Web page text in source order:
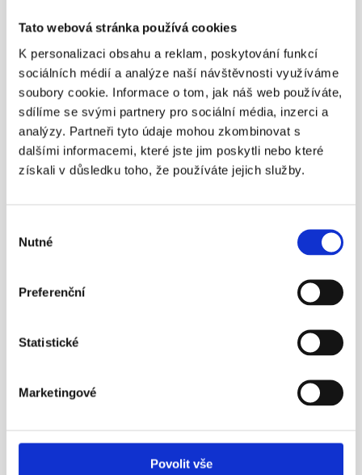
Tato webová stránka používá cookies
K personalizaci obsahu a reklam, poskytování funkcí
sociálních médií a analýze naší návštěvnosti využíváme
soubory cookie. Informace o tom, jak náš web používáte,
sdílíme se svými partnery pro sociální média, inzerci a
analýzy. Partneři tyto údaje mohou zkombinovat s
dalšími informacemi, které jste jim poskytli nebo které
získali v důsledku toho, že používáte jejich služby.
souhlasu
Nutné
Preferenční
Statistické
Marketingové
Povolit vše
APS ČR k reformě III. pilíře: Třikrát
ano, jednou zásadní ne
Ministerstvo financí představilo návrh reformy penzijka, a
tedy i novou výši poplatků. Nezávislá studie EY nedávno
stanovila reálné náklady penzijních společností na 0,82 %.
Ministryně A. Schillerová chce přesto poplatky, jako jediný
zdroj příjmu penzijních společností, snížit na 0,5 %. S
12. 5. 2026
¶
překonává staré penzijní připojištění
Ke konci prvního letošního kvartálu činil objem